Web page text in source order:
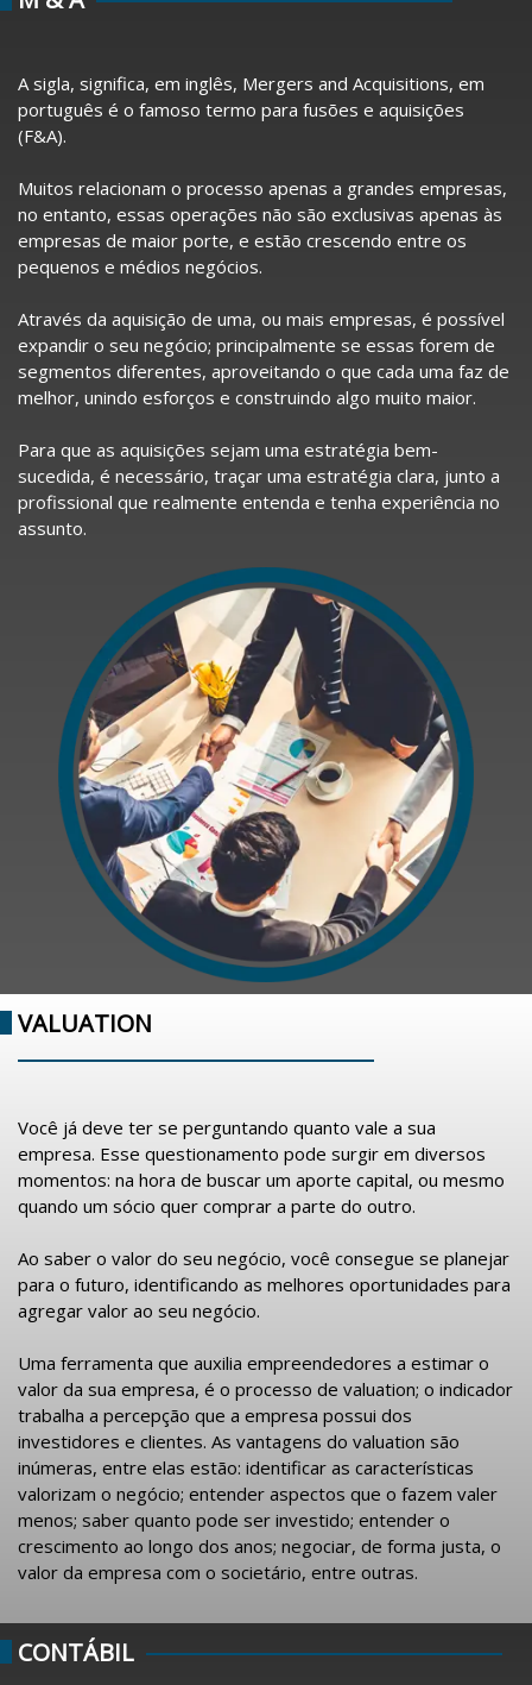
A sigla, significa, em inglês, Mergers and Acquisitions, em
português é o famoso termo para fusões e aquisições
(F&A).
Muitos relacionam o processo apenas a grandes empresas,
no entanto, essas operações não são exclusivas apenas às
empresas de maior porte, e estão crescendo entre os
pequenos e médios negócios.
Através da aquisição de uma, ou mais empresas, é possível
expandir o seu negócio; principalmente se essas forem de
segmentos diferentes, aproveitando o que cada uma faz de
melhor, unindo esforços e construindo algo muito maior.
Para que as aquisições sejam uma estratégia bem-
sucedida, é necessário, traçar uma estratégia clara, junto a
profissional que realmente entenda e tenha experiência no
assunto.
VALUATION
Você já deve ter se perguntando quanto vale a sua
empresa. Esse questionamento pode surgir em diversos
momentos: na hora de buscar um aporte capital, ou mesmo
quando um sócio quer comprar a parte do outro.
Ao saber o valor do seu negócio, você consegue se planejar
para o futuro, identificando as melhores oportunidades para
agregar valor ao seu negócio. ⠀
Uma ferramenta que auxilia empreendedores a estimar o
valor da sua empresa, é o processo de valuation; o indicador
trabalha a percepção que a empresa possui dos
investidores e clientes. As vantagens do valuation são
inúmeras, entre elas estão: identificar as características
valorizam o negócio; entender aspectos que o fazem valer
menos; saber quanto pode ser investido; entender o
crescimento ao longo dos anos; negociar, de forma justa, o
valor da empresa com o societário, entre outras.
CONTÁBIL